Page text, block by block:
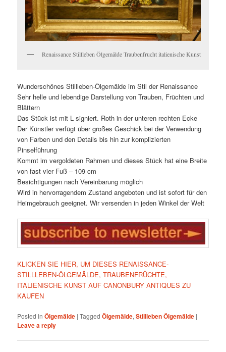
Renaissance Stillleben Ölgemälde Traubenfrucht italienische Kunst
Wunderschönes Stillleben-Ölgemälde im Stil der Renaissance
Sehr helle und lebendige Darstellung von Trauben, Früchten und
Blättern
Das Stück ist mit L signiert. Roth in der unteren rechten Ecke
Der Künstler verfügt über großes Geschick bei der Verwendung
von Farben und den Details bis hin zur komplizierten
Pinselführung
Kommt im vergoldeten Rahmen und dieses Stück hat eine Breite
von fast vier Fuß – 109 cm
Besichtigungen nach Vereinbarung möglich
Wird in hervorragendem Zustand angeboten und ist sofort für den
Heimgebrauch geeignet. Wir versenden in jeden Winkel der Welt
KLICKEN SIE HIER, UM DIESES RENAISSANCE-
STILLLEBEN-ÖLGEMÄLDE, TRAUBENFRÜCHTE,
ITALIENISCHE KUNST AUF CANONBURY ANTIQUES ZU
KAUFEN
Posted in Ölgemälde |Tagged Ölgemälde,Stillleben Ölgemälde |
Leave a reply